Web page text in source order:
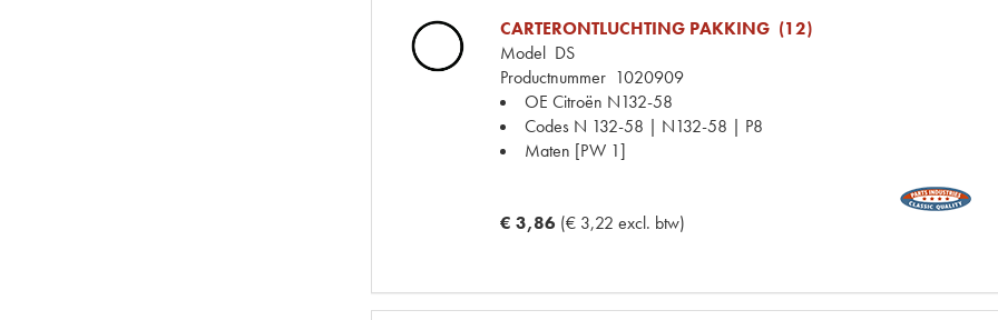
CARTERONTLUCHTING PAKKING (12)
Model DS
Productnummer 1020909
OE Citroën N132-58
Codes N 132-58 | N132-58 | P8
Maten [PW 1]
€ 3,86 (€ 3,22 excl. btw)